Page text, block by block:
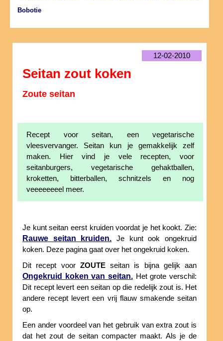
Bobotie
12-02-2010
Seitan zout koken
Zoute seitan
Recept voor seitan, een vegetarische
vleesvervanger. Seitan kun je gemakkelijk zelf
maken. Hier vind je vele recepten, voor
seitanburgers, vegetarische gehaktballen,
kroketten, bitterballen, schnitzels en nog
veeeeeeeel meer.
Je kunt seitan eerst kruiden voordat je het kookt. Zie:
Rauwe seitan kruiden. Je kunt ook ongekruid
koken. Deze pagina gaat over het ongekruid koken.
Dit recept voor ZOUTEseitan is bijna gelijk aan
Ongekruid koken van seitan. Het grote verschil:
Dit recept levert een seitan op die redelijk zout is. Het
andere recept levert een vrij flauw smakende seitan
op.
Een ander voordeel van het gebruik van extra zout is
dat het zout de seitan compacter maakt. Als je de